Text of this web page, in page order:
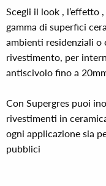
Scegli il look , l’effetto
gamma di superfici
ambienti residenziali o
rivestimento, per
antiscivolo fino a
Con Supergres puoi
rivestimenti in
ogni applicazione sia
pubblici